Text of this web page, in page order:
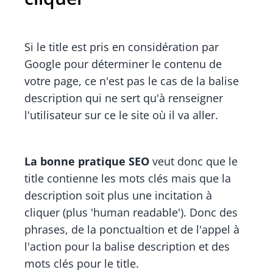
Si le title est pris en considération par
Google pour déterminer le contenu de
votre page, ce n'est pas le cas de la balise
description qui ne sert qu'à renseigner
l'utilisateur sur ce le site où il va aller.
La bonne pratique SEO veut donc que le
title contienne les mots clés mais que la
description soit plus une incitation à
cliquer (plus 'human readable'). Donc des
phrases, de la ponctualtion et de l'appel à
l'action pour la balise description et des
mots clés pour le title.